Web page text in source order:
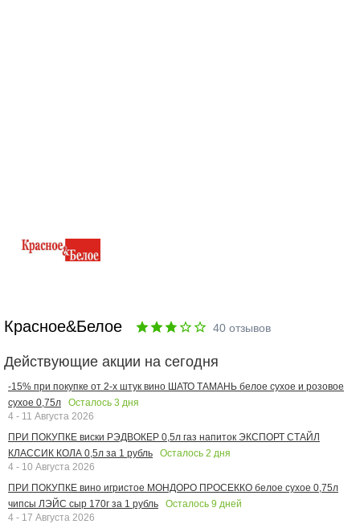
Красное&Белое 40 отзывов
Действующие акции на сегодня
-15% при покупке от 2-х штук вино ШАТО ТАМАНЬ белое сухое и розовое
сухое 0,75л
Осталось 3 дня
4 - 11 Августа 2026
ПРИ ПОКУПКЕ виски РЭДВОКЕР 0,5л газ напиток ЭКСПОРТ СТАЙЛ
КЛАССИК КОЛА 0,5л за 1 рубль
Осталось 2 дня
4 - 10 Августа 2026
ПРИ ПОКУПКЕ вино игристое МОНДОРО ПРОСЕККО белое сухое 0,75л
чипсы ЛЭЙС сыр 170г за 1 рубль
Осталось 9 дней
4 - 17 Августа 2026